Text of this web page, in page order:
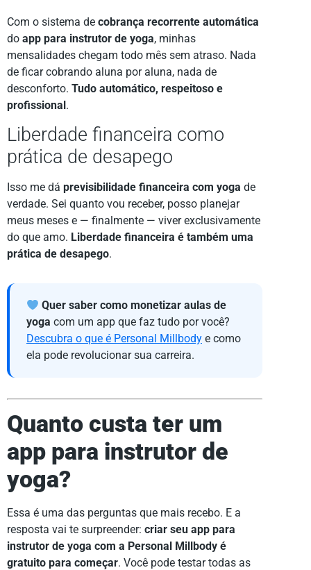
Com o sistema de cobrança recorrente automática
do app para instrutor de yoga, minhas
mensalidades chegam todo mês sem atraso. Nada
de ficar cobrando aluna por aluna, nada de
desconforto. Tudo automático, respeitoso e
profissional.
Liberdade financeira como
prática de desapego
Isso me dá previsibilidade financeira com yoga de
verdade. Sei quanto vou receber, posso planejar
meus meses e — finalmente — viver exclusivamente
do que amo. Liberdade financeira é também uma
prática de desapego.
Quer saber como monetizar aulas de
yoga com um app que faz tudo por você?
Descubra o que é Personal Millbody e como
ela pode revolucionar sua carreira.
Quanto custa ter um
app para instrutor de
yoga?
Essa é uma das perguntas que mais recebo. E a
resposta vai te surpreender: criar seu app para
instrutor de yoga com a Personal Millbody é
gratuito para começar. Você pode testar todas as